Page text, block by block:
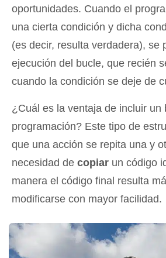
oportunidades. Cuando el
una cierta condición y dicha
(es decir, resulta verdadera), se
ejecución del bucle, que recién
cuando la condición se deje de
¿Cuál es la ventaja de incluir un
programación? Este tipo de
que una acción se repita una y
necesidad de copiar un código
manera el código final resulta
modificarse con mayor facilidad.